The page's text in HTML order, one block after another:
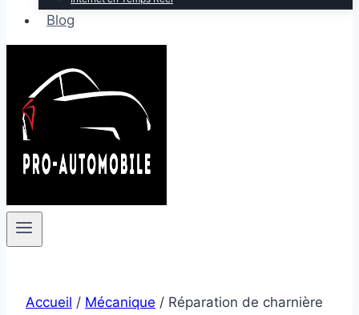
Blog
Accueil / Mécanique / Réparation de charnière